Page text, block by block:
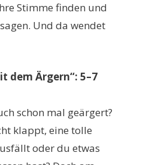
Stimme finden und
Und da wendet
dem Ärgern“: 5–7
schon mal geärgert?
klappt, eine tolle
oder du etwas